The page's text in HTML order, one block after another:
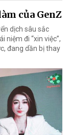
của GenZ
dịch sâu sắc
niệm đi “xin việc”,
đang dần bị thay